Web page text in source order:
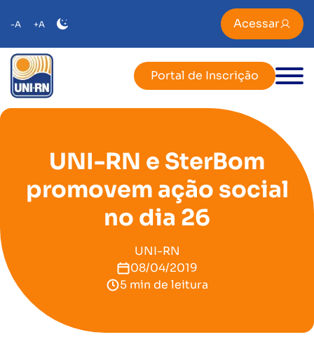
-A +A Acessar
Portal de Inscrição
UNI-RN e SterBom
promovem ação social
no dia 26
UNI-RN
08/04/2019
5 min de leitura